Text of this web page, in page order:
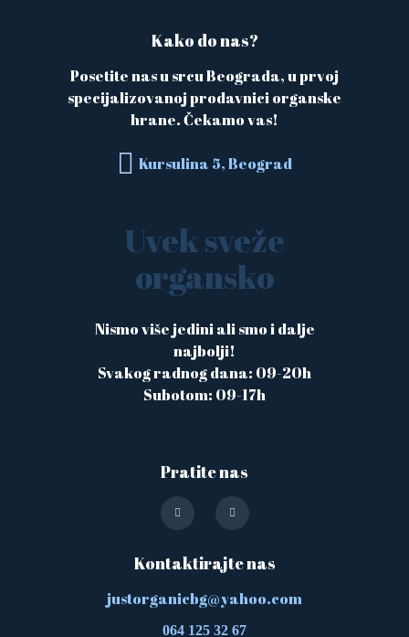
Kako do nas?
Posetite nas u srcu Beograda, u prvoj
specijalizovanoj prodavnici organske
hrane. Čekamo vas!
Kursulina 5, Beograd
Uvek sveže
organsko
Nismo više jedini ali smo i dalje
najbolji!
Svakog radnog dana: 09-20h
Subotom: 09-17h
Pratite nas
Kontaktirajte nas
justorganicbg@yahoo.com
064 125 32 67